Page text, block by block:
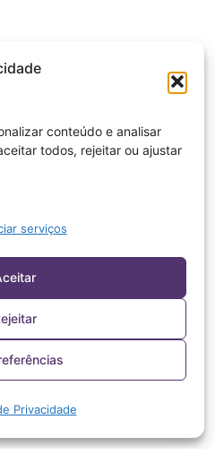
conteúdo e analisar
todos, rejeitar ou ajustar
serviços
Privacidade